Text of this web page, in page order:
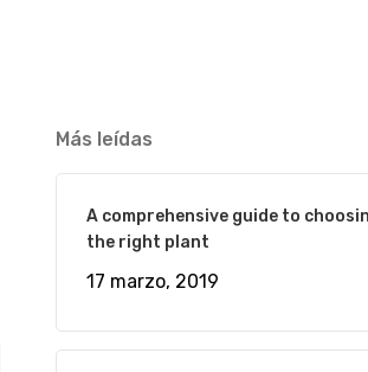
Más leídas
A comprehensive guide to
the right plant
17 marzo, 2019